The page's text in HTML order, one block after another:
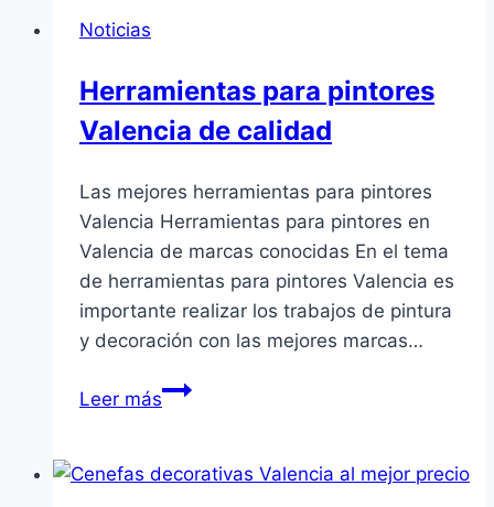
Noticias
Herramientas para pintores
Valencia de calidad
Las mejores herramientas para pintores
Valencia Herramientas para pintores en
Valencia de marcas conocidas En el tema
de herramientas para pintores Valencia es
importante realizar los trabajos de pintura
y decoración con las mejores marcas…
Leer másHerramientas
Valencia